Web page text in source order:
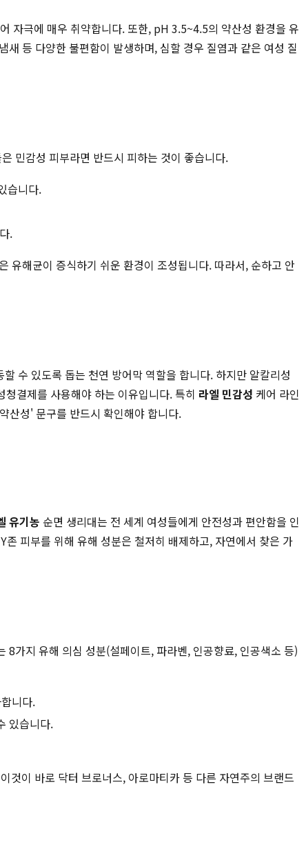
자극에 매우 취약합니다. 또한, pH 3.5~4.5의 약산성 환경을 유
등 다양한 불편함이 발생하며, 심할 경우 질염과 같은 여성 질
민감성 피부라면 반드시 피하는 것이 좋습니다.
습니다.
.
유해균이 증식하기 쉬운 환경이 조성됩니다. 따라서, 순하고 안
수 있도록 돕는 천연 방어막 역할을 합니다. 하지만 알칼리성
결제를 사용해야 하는 이유입니다. 특히 라엘 민감성 케어 라인
산성' 문구를 반드시 확인해야 합니다.
유기농 순면 생리대는 전 세계 여성들에게 안전성과 편안함을 인
피부를 위해 유해 성분은 철저히 배제하고, 자연에서 찾은 가
가지 유해 의심 성분(설페이트, 파라벤, 인공향료, 인공색소 등)
니다.
있습니다.
것이 바로 닥터 브로너스, 아로마티카 등 다른 자연주의 브랜드